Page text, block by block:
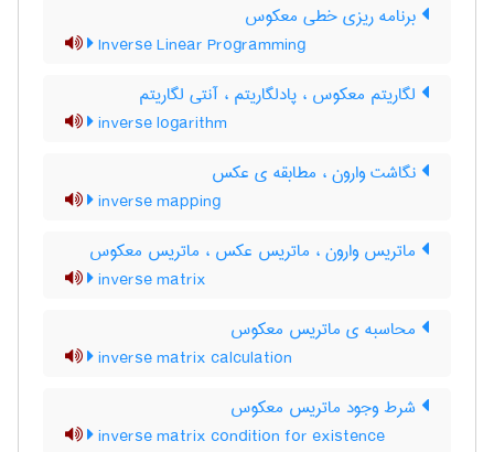
برنامه ریزی خطی معکوس
Inverse Linear Programming
لگاریتم معکوس ، پادلگاریتم ، آنتی لگاریتم
inverse logarithm
نگاشت وارون ، مطابقه ی عکس
inverse mapping
ماتریس وارون ، ماتریس عکس ، ماتریس معکوس
inverse matrix
محاسبه ی ماتریس معکوس
inverse matrix calculation
شرط وجود ماتریس معکوس
inverse matrix condition for existence